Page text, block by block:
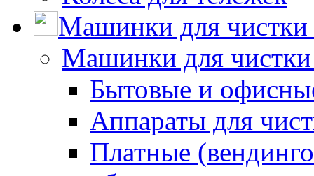
Машинки для чистки
Машинки для
Бытовые и
Аппараты для
Платные